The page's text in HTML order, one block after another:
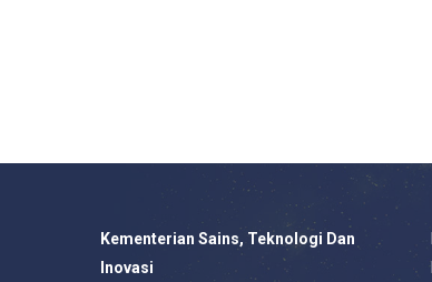
Kementerian Sains, Teknologi Dan
Inovasi